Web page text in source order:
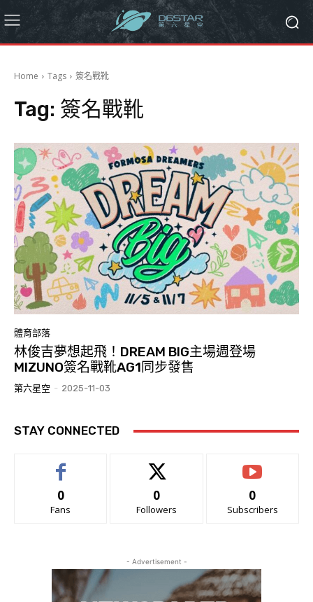
Home Tags 簽名戰靴
Tag: 簽名戰靴
體育部落
林俊吉夢想起飛！DREAM BIG主場週登場
MIZUNO簽名戰靴AG1同步發售
第六星空 - 2025-11-03
STAY CONNECTED
0
Fans
0
Followers
0
Subscribers
- Advertisement -